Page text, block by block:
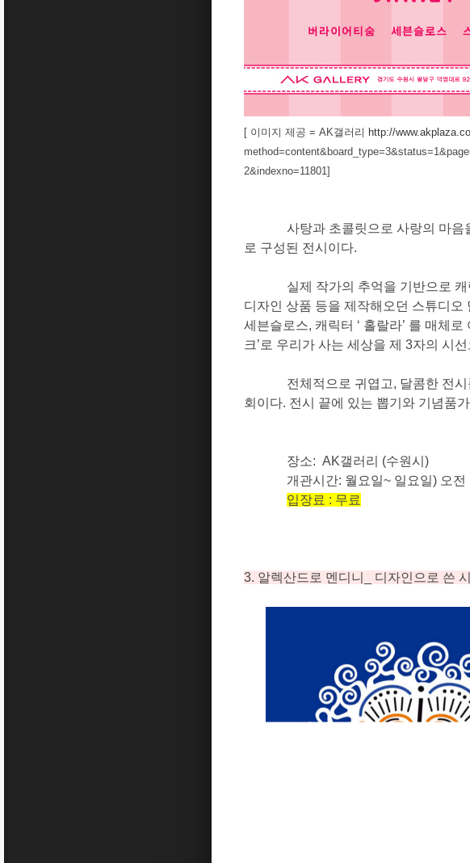
[ 이미지 제공 = AK갤러리 http://
2&indexno=11801]
사탕과 초콜릿으로 사랑의 마
로 구성된 전시이다.
실제 작가의 추억을 기반으로
디자인 상품 등을 제작해오던 스튜디오
세븐슬로스, 캐릭터 ‘ 홀랄라’ 를 매체로
크’ 로 우리가 사는 세상을 제 3자의 시
전체적으로 귀엽고, 달콤한 전
회이다. 전시 끝에 있는 뽑기와 기념품
장소: AK갤러리 (수원시)
개관시간: 월요일~ 일요일) 오전
입장료 : 무료
3. 알렉산드로 멘디니 디자인으로 쓴 시